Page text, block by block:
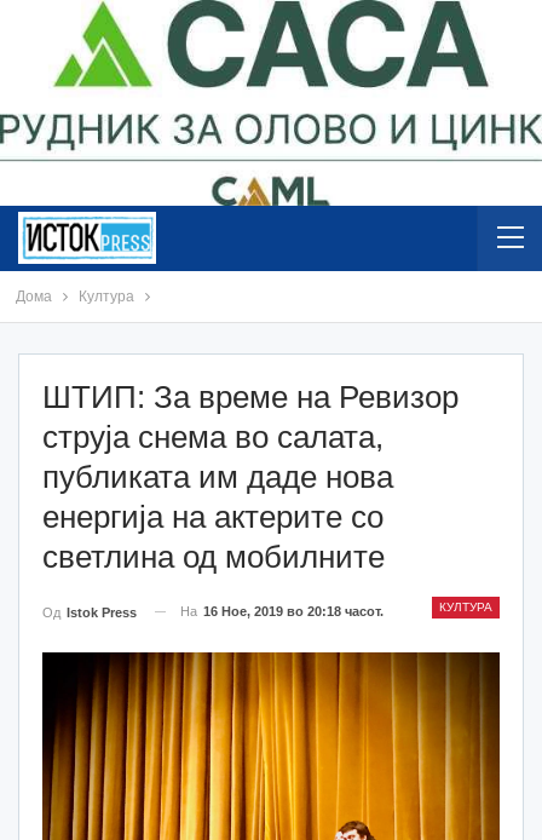
Дома Култура
ШТИП: За време на Ревизор
струја снема во салата,
публиката им даде нова
енергија на актерите со
светлина од мобилните
КУЛТУРА
Од Istok Press На 16 Ное, 2019 во 20:18 часот.